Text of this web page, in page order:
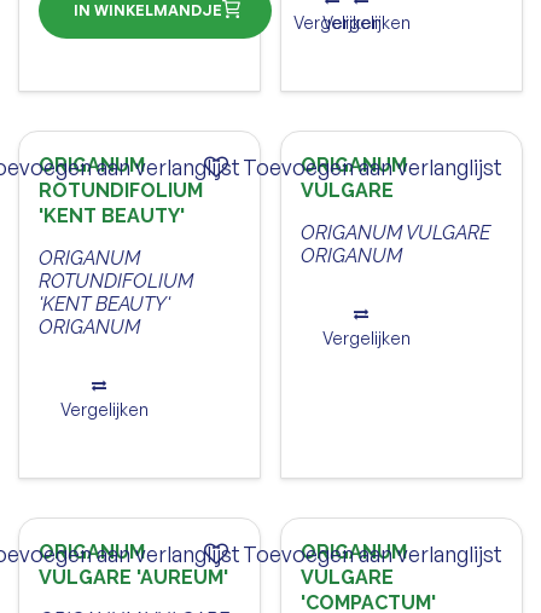
IN WINKELMANDJE
Vergelijken
Vergelijken
ORIGANUM
ROTUNDIFOLIUM
'KENT BEAUTY'
ORIGANUM
ROTUNDIFOLIUM
'KENT BEAUTY'
ORIGANUM
Vergelijken
aan verlanglijst
ORIGANUM
VULGARE
ORIGANUM VULGARE
ORIGANUM
Vergelijken
Toevoegen aan verlanglijst
ORIGANUM
VULGARE 'AUREUM'
aan verlanglijst
ORIGANUM
VULGARE
'COMPACTUM'
Toevoegen aan verlanglijst